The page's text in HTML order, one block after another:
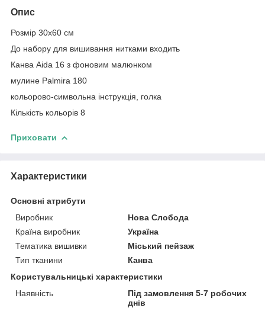
Опис
Розмір 30х60 см
До набору для вишивання нитками входить
Канва Aida 16 з фоновим малюнком
мулине Palmira 180
кольорово-символьна інструкція, голка
Кількість кольорів 8
Приховати
Характеристики
Основні атрибути
Виробник
Нова Слобода
Країна виробник
Україна
Тематика вишивки
Міський пейзаж
Тип тканини
Канва
Користувальницькі характеристики
Наявність
Під замовлення 5-7 робочих
днів